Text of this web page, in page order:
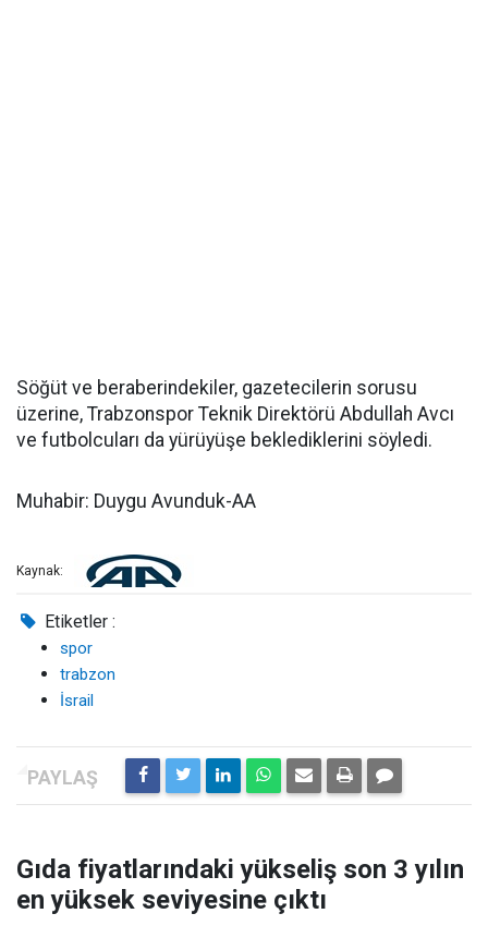
Söğüt ve beraberindekiler, gazetecilerin sorusu
üzerine, Trabzonspor Teknik Direktörü Abdullah Avcı
ve futbolcuları da yürüyüşe beklediklerini söyledi.
Muhabir: Duygu Avunduk-AA
Kaynak:
Etiketler :
spor
trabzon
İsrail
Gıda fiyatlarındaki yükseliş son 3 yılın
en yüksek seviyesine çıktı